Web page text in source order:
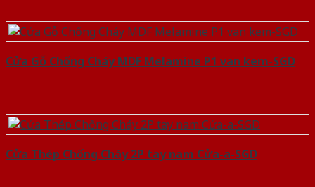
Cửa Gỗ Chống Cháy MDF Melamine P1 van kem-SGD
Cửa Thép Chống Cháy 2P tay nam Cửa-a-SGD